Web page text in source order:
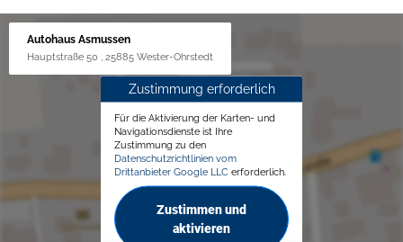
Autohaus Asmussen
Hauptstraße 50 , 25885 Wester-Ohrstedt
Zustimmung erforderlich
Für die Aktivierung der Karten- und
Navigationsdienste ist Ihre
Zustimmung zu den
Datenschutzrichtlinien vom
Drittanbieter Google LLC erforderlich.
Zustimmen und
aktivieren